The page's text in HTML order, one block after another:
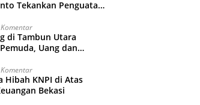
Tekankan Penguatan
di Tambun Utara
Uang dan
Hibah KNPI di Atas
Bekasi